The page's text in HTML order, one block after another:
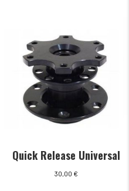
Quick Release Universal
30,00 €